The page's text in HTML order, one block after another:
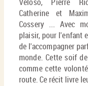
Catherine et
Cossery ... Avec
plaisir, pour l'enfant
de l'accompagner
monde. Cette soif
comme cette
route. Ce récit livre